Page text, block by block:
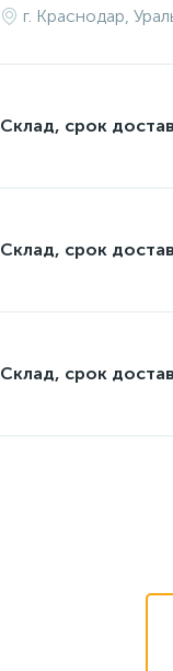
г. Краснодар,
Склад, срок
Склад, срок
Склад, срок